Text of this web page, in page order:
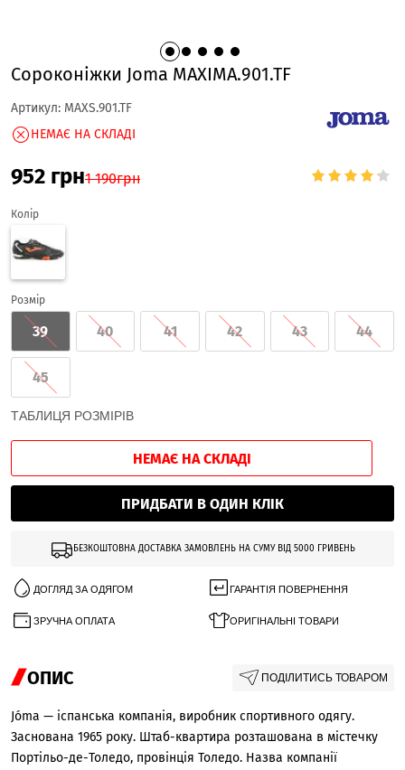
Сороконіжки Joma MAXIMA.901.TF
Артикул: MAXS.901.TF
НЕМАЄ НА СКЛАДІ
952 грн1 190грн
Колір
Розмір
39 40 41 42 43 44
45
ТАБЛИЦЯ РОЗМІРІВ
НЕМАЄ НА СКЛАДІ
ПРИДБАТИ В ОДИН КЛІК
БЕЗКОШТОВНА ДОСТАВКА ЗАМОВЛЕНЬ НА СУМУ ВІД 5000 ГРИВЕНЬ
ДОГЛЯД ЗА ОДЯГОМ ГАРАНТІЯ ПОВЕРНЕННЯ
ЗРУЧНА ОПЛАТА ОРИГІНАЛЬНІ ТОВАРИ
ОПИС ПОДІЛИТИСЬ ТОВАРОМ
Jóma — іспанська компанія, виробник спортивного одягу.
Заснована 1965 року. Штаб-квартира розташована в містечку
Портільо-де-Толедо, провінція Толедо. Назва компанії